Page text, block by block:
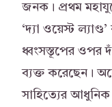
জনক। প্রথম
‘দ্যা ওয়েস্ট
ধ্বংসস্তূপের ওপর
ব্যক্ত করেছেন।
সাহিত্যের